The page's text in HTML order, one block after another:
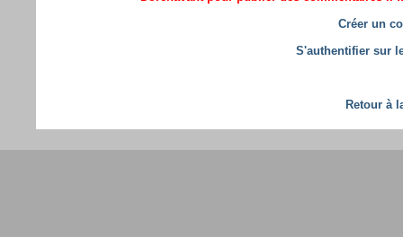
Créer un
S'authentifier sur
Retour à